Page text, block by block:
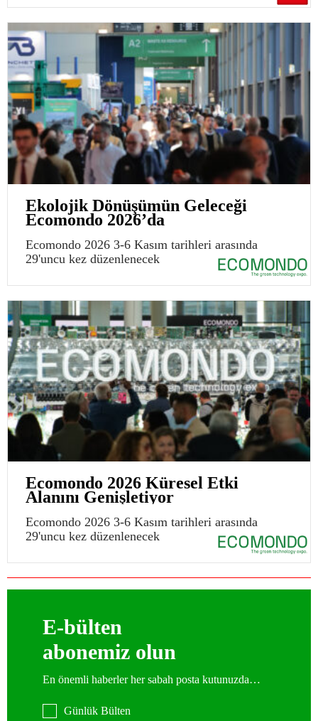
Ekolojik Dönüşümün Geleceği
Ecomondo 2026’da
Ecomondo 2026 3-6 Kasım tarihleri arasında
29'uncu kez düzenlenecek
Ecomondo 2026 Küresel Etki
Alanını Genişletiyor
Ecomondo 2026 3-6 Kasım tarihleri arasında
29'uncu kez düzenlenecek
E-bülten
abonemiz olun
En önemli haberler her sabah posta kutunuzda…
Günlük Bülten